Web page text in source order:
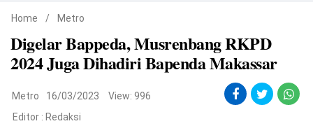
©
Copyright
2026
Sulselpasti.com
All
Reserved
Home / Metro
Digelar Bappeda, Musrenbang RKPD
2024 Juga Dihadiri Bapenda Makassar
Metro 16/03/2023
View: 996
Editor : Redaksi